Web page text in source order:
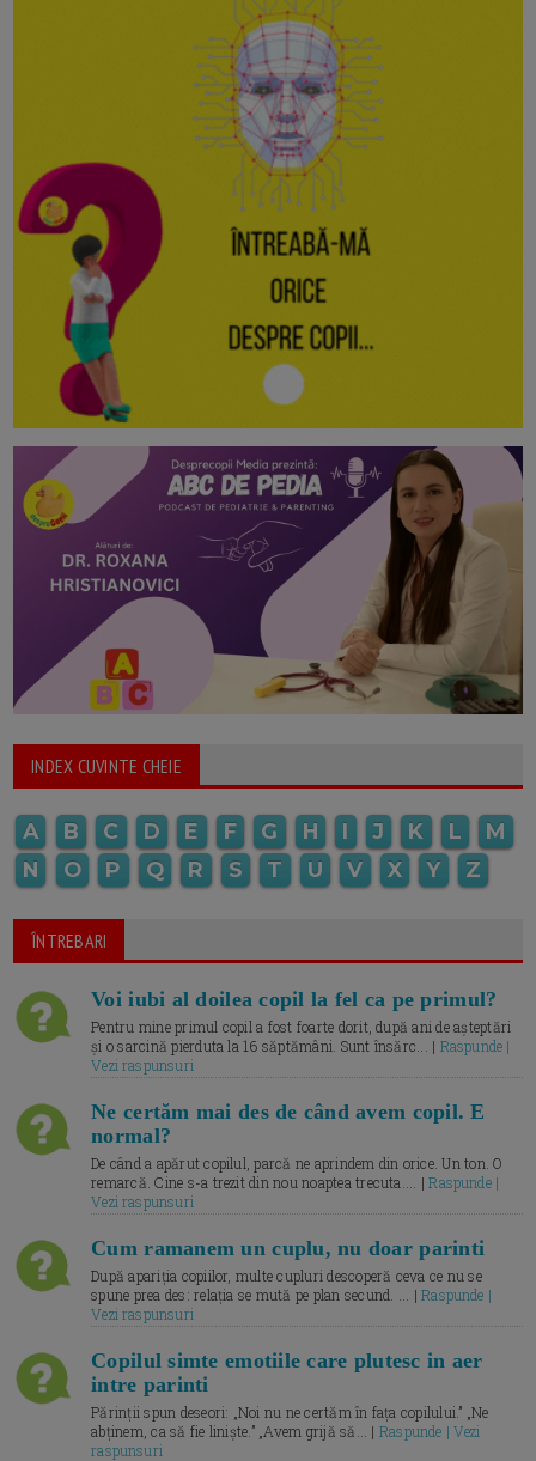
INDEX CUVINTE CHEIE
A B C D E F G H I J K L
M
N
O P Q R S T U V X Y Z
ÎNTREBARI
Voi iubi al doilea copil la fel ca pe primul?
Pentru mine primul copil a fost foarte dorit, după ani de așteptări
și o sarcină pierduta la 16 săptămâni. Sunt însărc... | Raspunde |
Vezi raspunsuri
Ne certăm mai des de când avem copil. E
normal?
De când a apărut copilul, parcă ne aprindem din orice. Un ton. O
remarcă. Cine s-a trezit din nou noaptea trecuta.... |Raspunde |
Vezi raspunsuri
Cum ramanem un cuplu, nu doar parinti
După apariția copiilor, multe cupluri descoperă ceva ce nu se
spune prea des: relația se mută pe plan secund. ... |Raspunde |
Vezi raspunsuri
Copilul simte emotiile care plutesc in aer
intre parinti
Părinții spun deseori: „Noi nu ne certăm în fața copilului.” „Ne
abținem, ca să fie liniște.” „Avem grijă să... | Raspunde | Vezi
raspunsuri